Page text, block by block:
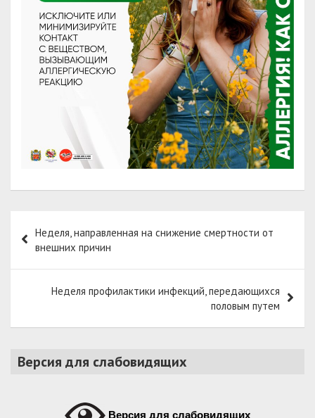
по
записям
Неделя, направленная на снижение смертности от
внешних причин
Неделя профилактики инфекций, передающихся
половым путем
Версия для слабовидящих
Версия для слабовидящих